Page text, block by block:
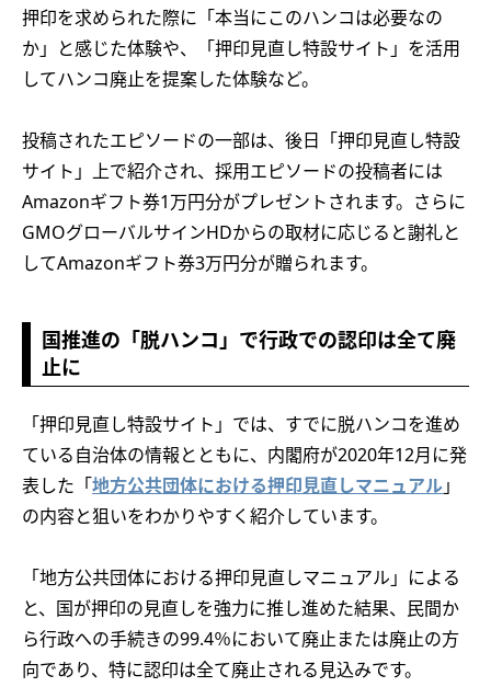
押印を求められた際に「本当にこのハンコは必要なの
か」と感じた体験や、「押印見直し特設サイト」を活用
してハンコ廃止を提案した体験など。
投稿されたエピソードの一部は、後日「押印見直し特設
サイト」上で紹介され、採用エピソードの投稿者には
Amazonギフト券1万円分がプレゼントされます。さらに
GMOグローバルサインHDからの取材に応じると謝礼と
してAmazonギフト券3万円分が贈られます。
国推進の「脱ハンコ」で行政での認印は全て廃
止に
「押印見直し特設サイト」では、すでに脱ハンコを進め
ている自治体の情報とともに、内閣府が2020年12月に発
表した「地方公共団体における押印見直しマニュアル」
の内容と狙いをわかりやすく紹介しています。
「地方公共団体における押印見直しマニュアル」による
と、国が押印の見直しを強力に推し進めた結果、民間か
ら行政への手続きの99.4％において廃止または廃止の方
向であり、特に認印は全て廃止される見込みです。